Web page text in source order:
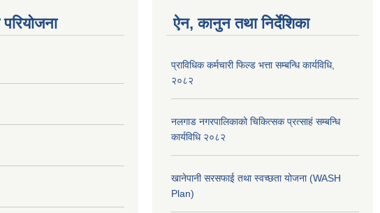
ऐन, कानुन तथा निर्देशिका
प्राविधिक कर्मचारी फिल्ड भत्ता सम्बन्धि कार्यविधि,
२०८२
नलगाड नगरपालिकाको चिकित्सक प्रत्साहं सम्बन्धि
कार्यविधि २०८२
खानेपानी सरसफाई तथा स्वच्छता योजना (WASH
Plan)